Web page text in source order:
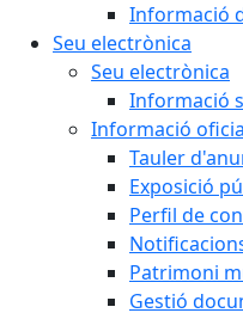
Informació
Seu electrònica
Seu electrònica
Informació
Informació
Tauler
Exposició
Perfil de
Patrimoni
Gestió